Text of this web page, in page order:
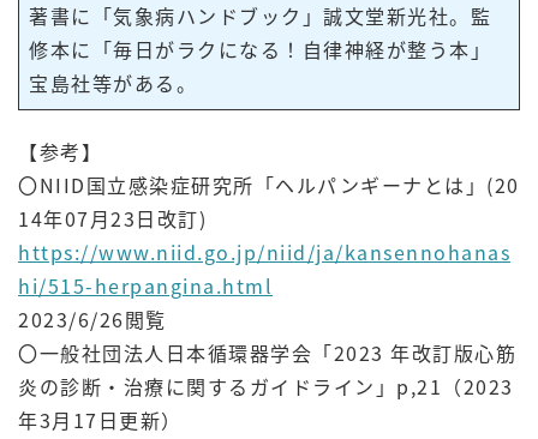
著書に「気象病ハンドブック」誠文堂新光社。監
修本に「毎日がラクになる！自律神経が整う本」
宝島社等がある。
【参考】
〇NIID国立感染症研究所「ヘルパンギーナとは」(20
14年07月23日改訂)
https://www.niid.go.jp/niid/ja/kansennohanas
hi/515-herpangina.html
2023/6/26閲覧
〇一般社団法人日本循環器学会「2023 年改訂版心筋
炎の診断・治療に関するガイドライン」p,21（2023
年3月17日更新）